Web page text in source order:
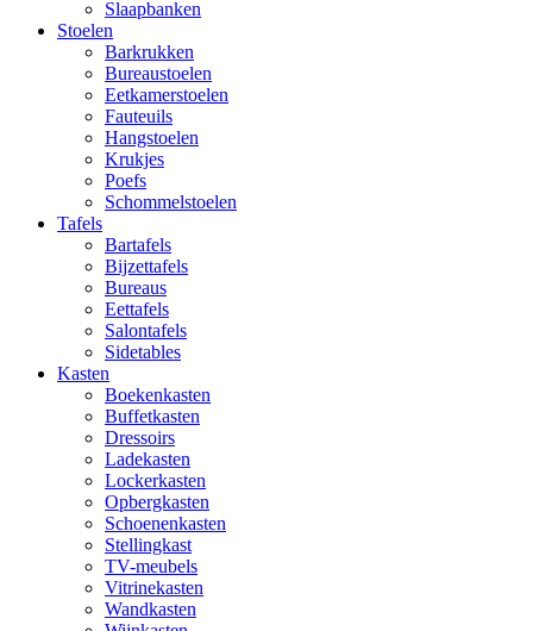
Slaapbanken
Stoelen
Barkrukken
Bureaustoelen
Eetkamerstoelen
Fauteuils
Hangstoelen
Krukjes
Poefs
Schommelstoelen
Tafels
Bartafels
Bijzettafels
Bureaus
Eettafels
Salontafels
Sidetables
Kasten
Boekenkasten
Buffetkasten
Dressoirs
Ladekasten
Lockerkasten
Opbergkasten
Schoenenkasten
Stellingkast
TV-meubels
Vitrinekasten
Wandkasten